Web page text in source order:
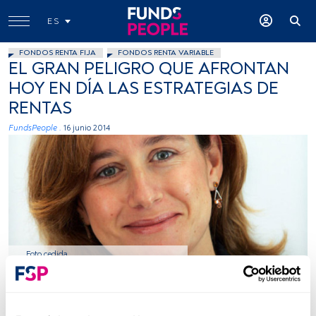
ES
FONDOS RENTA FIJA FONDOS RENTA VARIABLE
EL GRAN PELIGRO QUE AFRONTAN
HOY EN DÍA LAS ESTRATEGIAS DE
RENTAS
FundsPeople . 16 junio 2014
Foto cedida